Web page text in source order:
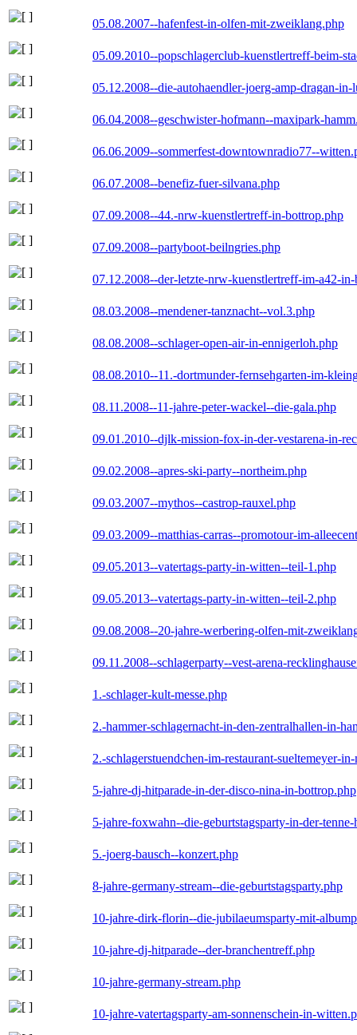
05.08.2007--hafenfest-in-olfen-mit-zweiklang.php
05.09.2010--popschlagerclub-kuenstlertreff-beim-
05.12.2008--die-autohaendler-joerg-amp-dragan-in-
06.04.2008--geschwister-hofmann--maxipark-
06.06.2009--sommerfest-downtownradio77--
06.07.2008--benefiz-fuer-silvana.php
07.09.2008--44.-nrw-kuenstlertreff-in-bottrop.php
07.09.2008--partyboot-beilngries.php
07.12.2008--der-letzte-nrw-kuenstlertreff-im-a42-
08.03.2008--mendener-tanznacht--vol.3.php
08.08.2008--schlager-open-air-in-ennigerloh.php
08.08.2010--11.-dortmunder-fernsehgarten-im-
08.11.2008--11-jahre-peter-wackel--die-gala.php
09.01.2010--djlk-mission-fox-in-der-vestarena-in-
09.02.2008--apres-ski-party--northeim.php
09.03.2007--mythos--castrop-rauxel.php
09.03.2009--matthias-carras--promotour-im-
09.05.2013--vatertags-party-in-witten--teil-1.php
09.05.2013--vatertags-party-in-witten--teil-2.php
09.08.2008--20-jahre-werbering-olfen-mit-
09.11.2008--schlagerparty--vest-arena-
1.-schlager-kult-messe.php
2.-hammer-schlagernacht-in-den-zentralhallen-in-
2.-schlagerstuendchen-im-restaurant-sueltemeyer-
5-jahre-dj-hitparade-in-der-disco-nina-in-bottrop.php
5-jahre-foxwahn--die-geburtstagsparty-in-der-tenne-
5.-joerg-bausch--konzert.php
8-jahre-germany-stream--die-geburtstagsparty.php
10-jahre-dirk-florin--die-jubilaeumsparty-mit-
10-jahre-dj-hitparade--der-branchentreff.php
10-jahre-germany-stream.php
10-jahre-vatertagsparty-am-sonnenschein-in-